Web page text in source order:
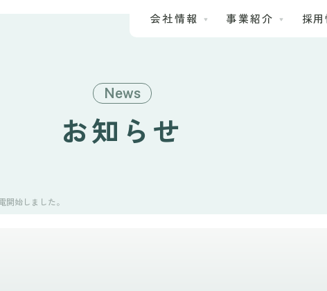
会社情報 事業紹介 採用
News
お知らせ
開始しました。